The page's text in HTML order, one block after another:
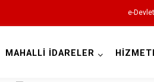
e-Devlet
MAHALLİ İDARELER